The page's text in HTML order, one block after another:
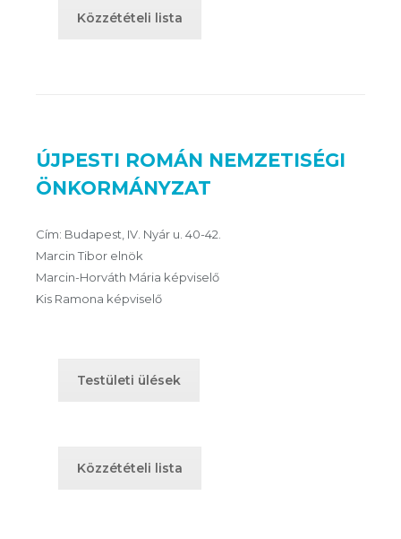
Közzétételi lista
ÚJPESTI ROMÁN NEMZETISÉGI
ÖNKORMÁNYZAT
Cím: Budapest, IV. Nyár u. 40-42.
Marcin Tibor elnök
Marcin-Horváth Mária képviselő
Kis Ramona képviselő
Testületi ülések
Közzétételi lista